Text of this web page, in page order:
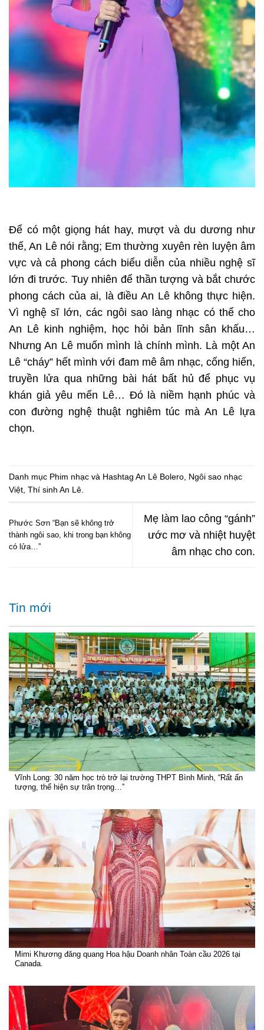
Để có một giọng hát hay, mượt và du dương như
thế, An Lê nói rằng; Em thường xuyên rèn luyện âm
vực và cả phong cách biểu diễn của nhiều nghệ sĩ
lớn đi trước. Tuy nhiên để thần tượng và bắt chước
phong cách của ai, là điều An Lê không thực hiện.
Vì nghệ sĩ lớn, các ngôi sao làng nhạc có thể cho
An Lê kinh nghiệm, học hỏi bản lĩnh sân khấu…
Nhưng An Lê muốn mình là chính mình. Là một An
Lê “cháy” hết mình với đam mê âm nhạc, cống hiến,
truyền lửa qua những bài hát bất hủ để phục vụ
khán giả yêu mến Lê… Đó là niềm hạnh phúc và
con đường nghệ thuật nghiêm túc mà An Lê lựa
chọn.
Danh mục Phim nhạc và Hashtag An Lê Bolero Ngôi sao nhạc
Việt Thí sinh An Lê
Phước Sơn “Bạn sẽ không trở
thành ngôi sao, khi trong bạn không
có lửa…”
Mẹ làm lao công “gánh”
ước mơ và nhiệt huyệt
âm nhạc cho con.
Tin mới
Vĩnh Long: 30 năm học trò trở lại trường THPT Bình Minh, “Rất ấn
tượng, thể hiện sự trân trọng…”
Mimi Khương đăng quang Hoa hậu Doanh nhân Toàn cầu 2026 tại
Canada.